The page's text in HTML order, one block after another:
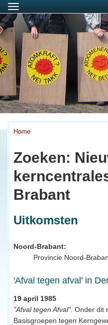
Menu
Home
Zoeken:
Brabant
Uitkomsten
Noord-Brabant:
Provincie Noord-
'Afval tegen afval' in
19 april 1985
"Afval tegen Afval". Onder dit
Basisgroepen tegen